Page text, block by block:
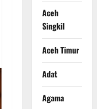
Aceh
Singkil
Aceh Timur
Adat
Agama